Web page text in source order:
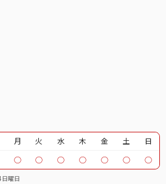
Max
¥14,000
¥20,000
¥30,600
¥39,600
月 火 水 木 金 土
日
○ ○ ○ ○ ○ ○ ○
曜日